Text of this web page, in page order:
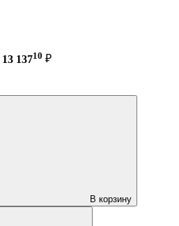
13 13710 ₽
В корзину